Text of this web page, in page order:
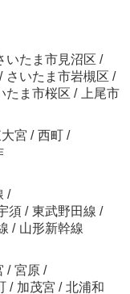
いたま市見沼区 /
/ さいたま市岩槻区 /
たま市桜区 /
上尾市
宮 / 西町 /
/
須 / 東武野田線 /
/ 山形新幹線
/ 宮原 /
/ 加茂宮 / 北浦和